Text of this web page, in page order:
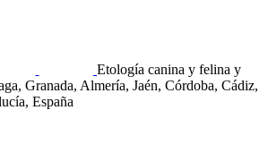
Etología canina y felina y
Granada, Almería, Jaén, Córdoba, Cádiz,
España